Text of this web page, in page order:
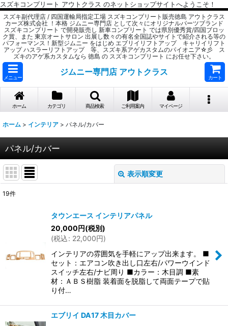
スズキコンプリート アウトクラス のネットショップサイトへようこそ！
スズキ副代理店 / 四国運輸局指定工場 スズキコンプリート販売徳島 アウトクラス
カーズ株式会社 ！本格 ジムニー専門店 として次々にオリジナルパーツブランド
スズキコンプリート で開発販売し 新車コンプリート では県別優秀賞/四国ブロッ
ク賞、また 東京オートサロン 出展し数々の有名全国誌やサイトで紹介される等の
パフォーマンス！新型ジムニー をはじめ エブリイリフトアップ キャリイリフト
アップ ハスラーリフトアップ 等、スズキ系アゲカスタムのパイオニア☆彡 ス
ズキのアゲ系カスタムなら 徳島 の スズキコンプリート にお任せ下さい。
メニュー
ジムニー専門店 アウトクラス
カート
ホーム カテゴリ 商品検索 ご利用案内 マイページ
ホーム > インテリア > パネル/カバー
パネル/カバー
表示順変更
絞り込む
19件
タウンエース インテリアパネル
20,000円(税別)
(税込: 22,000円)
インテリアの雰囲気を手軽にアップ出来ます。 ■
セット：エアコン吹き出し口左右/パワーウインド
スイッチ左右/ナビ周り ■カラー：木目調 ■素
材：ＡＢＳ樹脂 装着面を脱脂して両面テープで貼
り付…
エブリイ DA17 木目カバー